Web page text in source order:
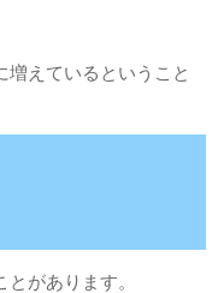
えているということ
があります。